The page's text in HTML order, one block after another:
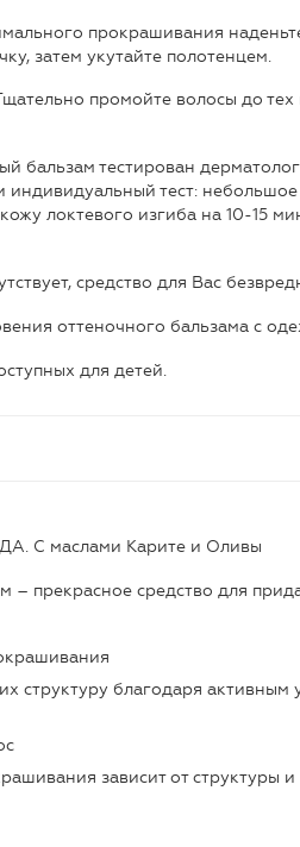
прокрашивания
затем укутайте полотенцем.
промойте волосы до тех
бальзам тестирован
индивидуальный тест:
локтевого изгиба на 10-15
средство для Вас
оттеночного бальзама с
для детей.
С маслами Карите и Оливы
прекрасное средство для
структуру благодаря
зависит от структуры